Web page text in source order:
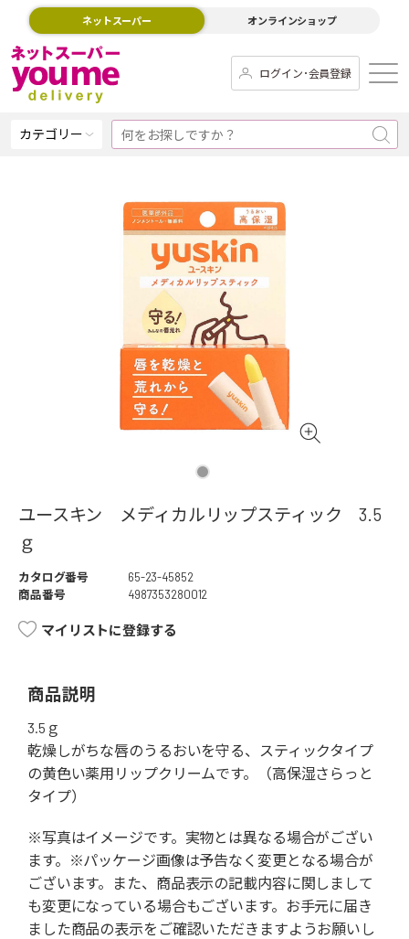
ネットスーパー オンラインショップ
ログイン･会員登録
カテゴリー
ユースキン メディカルリップスティック 3.5
ｇ
カタログ番号
65-23-45852
商品番号
4987353280012
マイリストに登録する
商品説明
3.5ｇ
乾燥しがちな唇のうるおいを守る、スティックタイプ
の黄色い薬用リップクリームです。（高保湿さらっと
タイプ）
※写真はイメージです。実物とは異なる場合がござい
ます。※パッケージ画像は予告なく変更となる場合が
ございます。また、商品表示の記載内容に関しまして
も変更になっている場合もございます。お手元に届き
ました商品の表示をご確認いただきますようお願いし